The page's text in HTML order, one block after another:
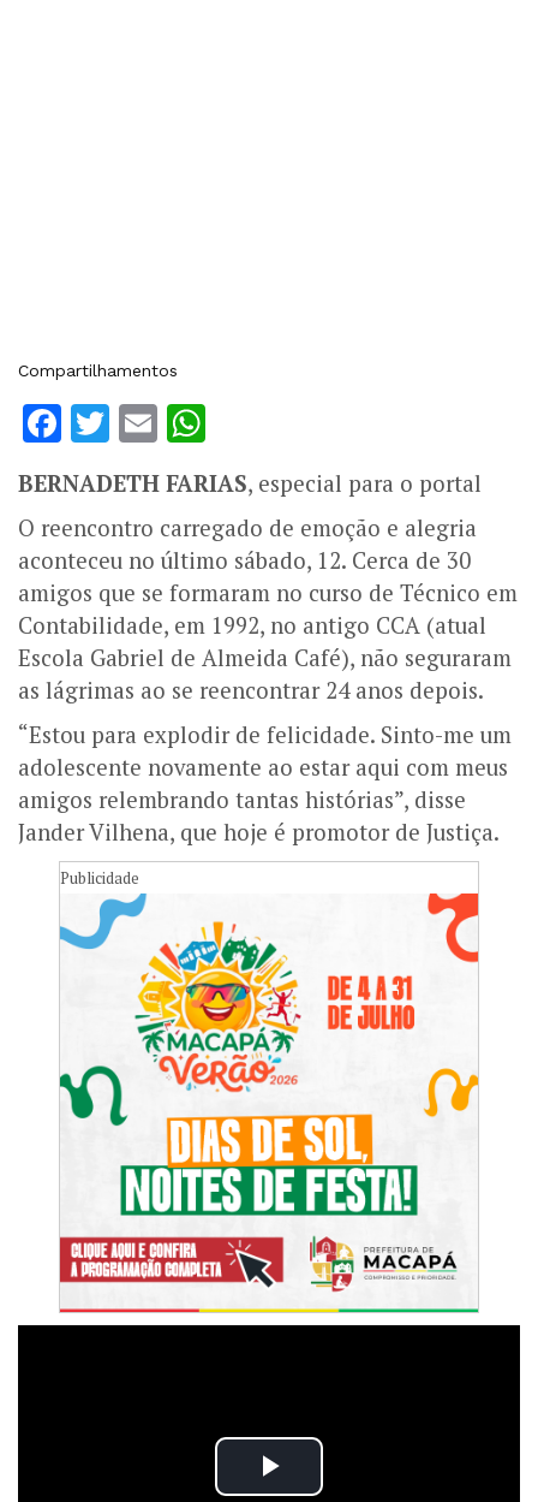
Compartilhamentos
Facebook
Twitter
Email
BERNADETH FARIAS, especial para o portal
O reencontro carregado de emoção e alegria
aconteceu no último sábado, 12. Cerca de 30
amigos que se formaram no curso de Técnico em
Contabilidade, em 1992, no antigo CCA (atual
Escola Gabriel de Almeida Café), não seguraram
as lágrimas ao se reencontrar 24 anos depois.
“Estou para explodir de felicidade. Sinto-me um
adolescente novamente ao estar aqui com meus
amigos relembrando tantas histórias”, disse
Jander Vilhena, que hoje é promotor de Justiça.
Publicidade